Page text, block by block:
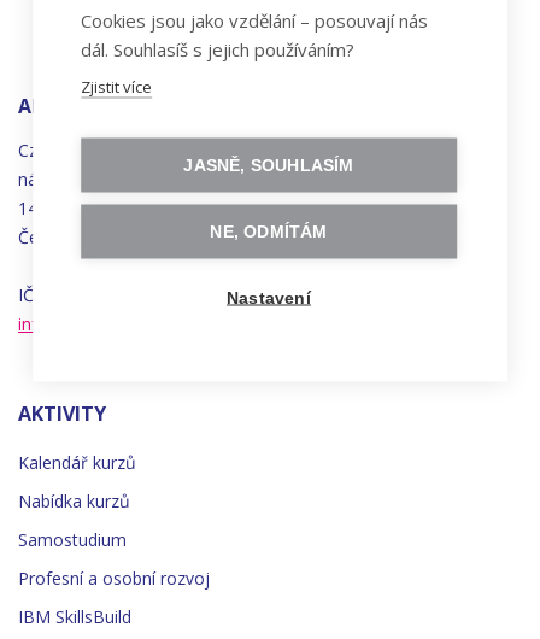
ADRESA
Czechitas, z.ú.
náměstí
Synků 1748/17
140 00 Praha 4 - Nusle
Česká republika
IČO 22834958 | DIČ CZ22834958
info@czechitas.cz
AKTIVITY
Kalendář kurzů
Nabídka kurzů
Samostudium
Profesní a osobní rozvoj
IBM SkillsBuild
Cookies jsou jako vzdělání – posouvají nás
dál. Souhlasíš s jejich používáním?
Zjistit více
JASNĚ, SOUHLASÍM
NE, ODMÍTÁM
Nastavení